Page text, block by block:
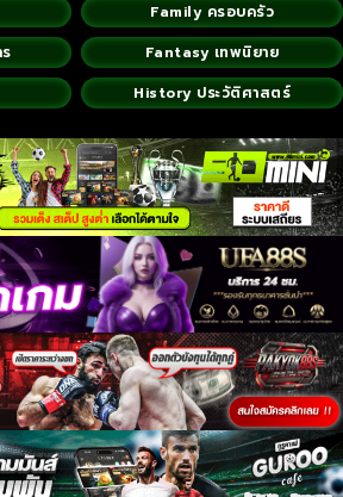
Family ครอบครัว
Fantasy เทพนิยาย
History ประวัติศาสตร์